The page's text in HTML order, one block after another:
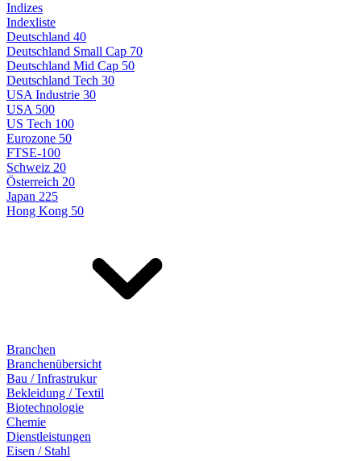
Indizes
Indexliste
Deutschland 40
Deutschland Small Cap 70
Deutschland Mid Cap 50
Deutschland Tech 30
USA Industrie 30
USA 500
US Tech 100
Eurozone 50
FTSE-100
Schweiz 20
Österreich 20
Japan 225
Hong Kong 50
Branchen
Branchenübersicht
Bau / Infrastrukur
Bekleidung / Textil
Biotechnologie
Chemie
Dienstleistungen
Eisen / Stahl